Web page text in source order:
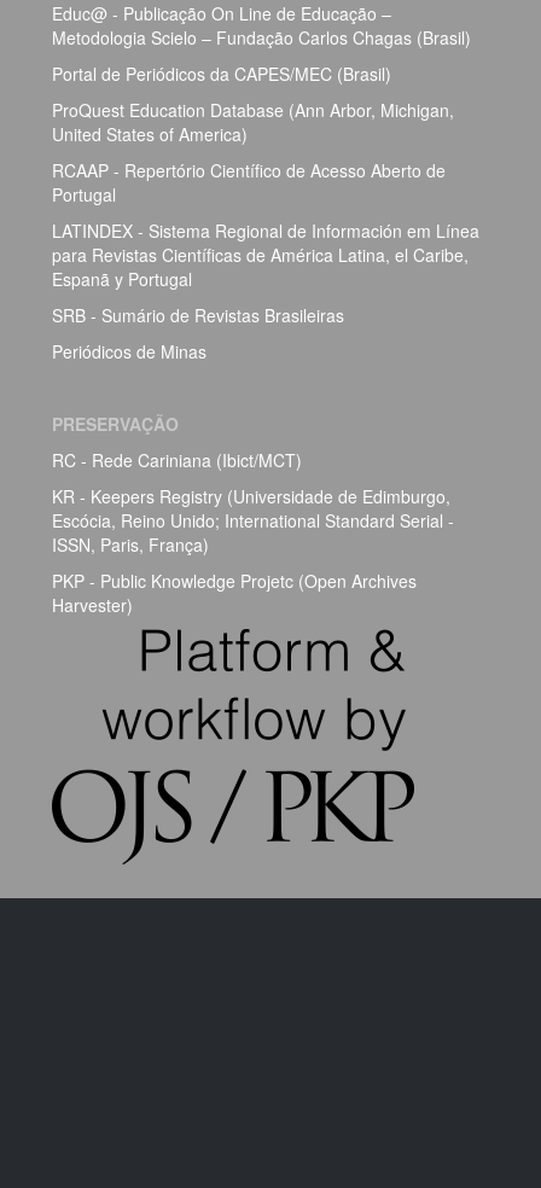
Educ@ - Publicação On Line de Educação –
Metodologia Scielo – Fundação Carlos Chagas (Brasil)
Portal de Periódicos da CAPES/MEC (Brasil)
ProQuest Education Database (Ann Arbor, Michigan,
United States of America)
RCAAP - Repertório Científico de Acesso Aberto de
Portugal
LATINDEX - Sistema Regional de Información em Línea
para Revistas Científicas de América Latina, el Caribe,
Espanã y Portugal
SRB - Sumário de Revistas Brasileiras
Periódicos de Minas
PRESERVAÇÃO
RC - Rede Cariniana (Ibict/MCT)
KR - Keepers Registry (Universidade de Edimburgo,
Escócia, Reino Unido; International Standard Serial -
ISSN, Paris, França)
PKP - Public Knowledge Projetc (Open Archives
Harvester)